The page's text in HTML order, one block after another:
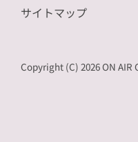
サイトマップ
Copyright (C) 2026 ON AIR